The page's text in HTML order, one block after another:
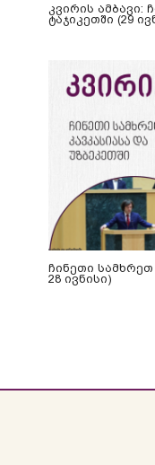
კვირის ამბავი:
ტაჯიკეთში (29
ჩინეთი სამხრეთ
28 ივნისი)